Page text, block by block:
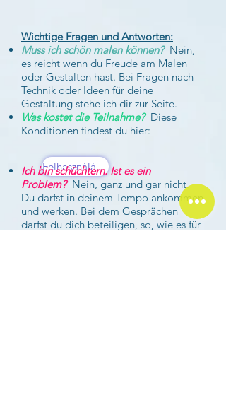
Felhasználási feltételek
Wichtige Fragen und Antworten:
Muss ich schön malen können? Nein,
es reicht wenn du Freude am Malen
oder Gestalten hast. Bei Fragen nach
Technik oder Ideen für deine
Gestaltung stehe ich dir zur Seite.
Was kostet die Teilnahme? Diese
Konditionen findest du hier:
Ich bin schüchtern. Ist es ein
Problem? Nein, ganz und gar nicht.
Du darfst in deinem Tempo ankommen
und werken. Bei dem Gesprächen
darfst du dich beteiligen, so, wie es für